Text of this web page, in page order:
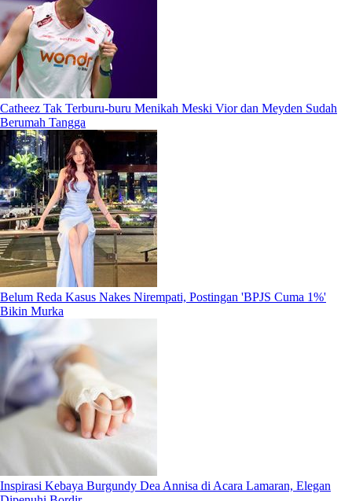
Catheez Tak Terburu-buru Menikah Meski Vior dan Meyden Sudah
Berumah Tangga
Belum Reda Kasus Nakes Nirempati, Postingan 'BPJS Cuma 1%'
Bikin Murka
Inspirasi Kebaya Burgundy Dea Annisa di Acara Lamaran, Elegan